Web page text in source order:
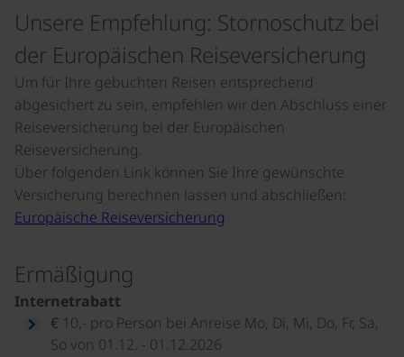
Unsere Empfehlung: Stornoschutz bei
der Europäischen Reiseversicherung
Um für Ihre gebuchten Reisen entsprechend
abgesichert zu sein, empfehlen wir den Abschluss einer
Reiseversicherung bei der Europäischen
Reiseversicherung.
Über folgenden Link können Sie Ihre gewünschte
Versicherung berechnen lassen und abschließen:
Europäische Reiseversicherung
Ermäßigung
Internetrabatt
€ 10,- pro Person bei Anreise Mo, Di, Mi, Do, Fr, Sa,
So von 01.12. - 01.12.2026